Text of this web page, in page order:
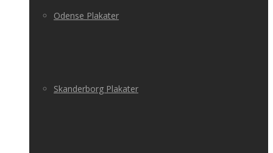
Odense Plakater
Skanderborg Plakater